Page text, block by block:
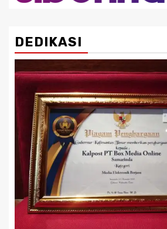
DEDIKASI